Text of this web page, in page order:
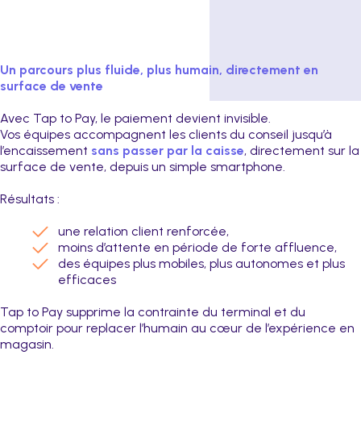
Un parcours plus fluide, plus humain, directement en
surface de vente
Avec Tap to Pay, le paiement devient invisible.
Vos équipes accompagnent les clients du conseil jusqu’à
l’encaissement sans passer par la caisse, directement sur la
surface de vente, depuis un simple smartphone.
Résultats :
une relation client renforcée,
moins d’attente en période de forte affluence,
des équipes plus mobiles, plus autonomes et plus
efficaces
Tap to Pay supprime la contrainte du terminal et du
comptoir pour replacer l’humain au cœur de l’expérience en
magasin.